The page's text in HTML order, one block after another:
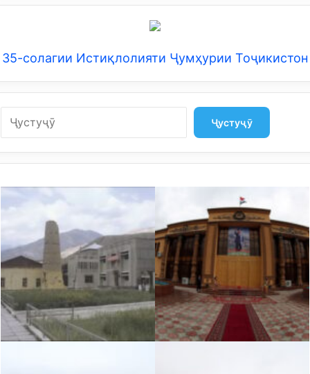
35-солагии Истиқлолияти Ҷумҳурии Тоҷикистон
Ҷустуҷӯ